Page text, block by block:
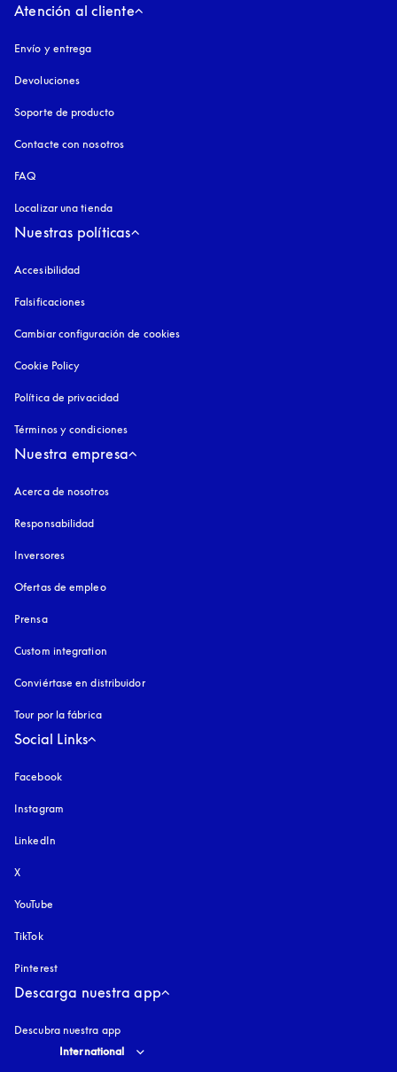
Atención al cliente
Envío y entrega
Devoluciones
Soporte de producto
Contacte con nosotros
FAQ
Localizar una tienda
Nuestras políticas
Accesibilidad
Falsificaciones
Cambiar configuración de cookies
Cookie Policy
Política de privacidad
Términos y condiciones
Nuestra empresa
Acerca de nosotros
Responsabilidad
Inversores
Ofertas de empleo
Prensa
Custom integration
Conviértase en distribuidor
Tour por la fábrica
Social Links
Facebook
Instagram
LinkedIn
X
YouTube
TikTok
Pinterest
Descarga nuestra app
Descubra nuestra app
Select country and language
International